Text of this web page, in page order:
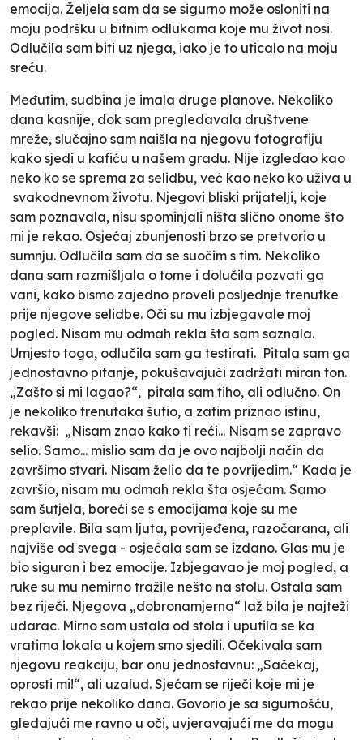
emocija. Željela sam da se sigurno može osloniti na
moju podršku u bitnim odlukama koje mu život nosi.
Odlučila sam biti uz njega, iako je to uticalo na moju
sreću.
Međutim, sudbina je imala druge planove. Nekoliko
dana kasnije, dok sam pregledavala društvene
mreže, slučajno sam naišla na njegovu fotografiju
kako sjedi u kafiću u našem gradu. Nije izgledao kao
neko ko se sprema za selidbu, već kao neko ko uživa u
svakodnevnom životu. Njegovi bliski prijatelji, koje
sam poznavala, nisu spominjali ništa slično onome što
mi je rekao. Osjećaj zbunjenosti brzo se pretvorio u
sumnju. Odlučila sam da se suočim s tim. Nekoliko
dana sam razmišljala o tome i dolučila pozvati ga
vani, kako bismo zajedno proveli posljednje trenutke
prije njegove selidbe. Oči su mu izbjegavale moj
pogled. Nisam mu odmah rekla šta sam saznala.
Umjesto toga, odlučila sam ga testirati. Pitala sam ga
jednostavno pitanje, pokušavajući zadržati miran ton.
„Zašto si mi lagao?“, pitala sam tiho, ali odlučno. On
je nekoliko trenutaka šutio, a zatim priznao istinu,
rekavši: „Nisam znao kako ti reći... Nisam se zapravo
selio. Samo... mislio sam da je ovo najbolji način da
završimo stvari. Nisam želio da te povrijedim.“ Kada je
završio, nisam mu odmah rekla šta osjećam. Samo
sam šutjela, boreći se s emocijama koje su me
preplavile. Bila sam ljuta, povrijeđena, razočarana, ali
najviše od svega - osjećala sam se izdano. Glas mu je
bio siguran i bez emocije. Izbjegavao je moj pogled, a
ruke su mu nemirno tražile nešto na stolu. Ostala sam
bez riječi. Njegova „dobronamjerna“ laž bila je najteži
udarac. Mirno sam ustala od stola i uputila se ka
vratima lokala u kojem smo sjedili. Očekivala sam
njegovu reakciju, bar onu jednostavnu: „Sačekaj,
oprosti mi!“, ali uzalud. Sjećam se riječi koje mi je
rekao prije nekoliko dana. Govorio je sa sigurnošću,
gledajući me ravno u oči, uvjeravajući me da mogu